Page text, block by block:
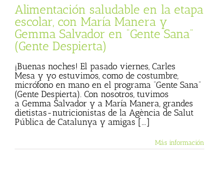
personal)
Alimentación saludable en la etapa
escolar, con María Manera y
Gemma Salvador en “Gente Sana”
(Gente Despierta)
¡Buenas noches! El pasado viernes, Carles
Mesa y yo estuvimos, como de costumbre,
micrófono en mano en el programa “Gente Sana”
(Gente Despierta). Con nosotros, tuvimos
a Gemma Salvador y a María Manera, grandes
dietistas-nutricionistas de la Agència de Salut
Pública de Catalunya y amigas [...]
Más información